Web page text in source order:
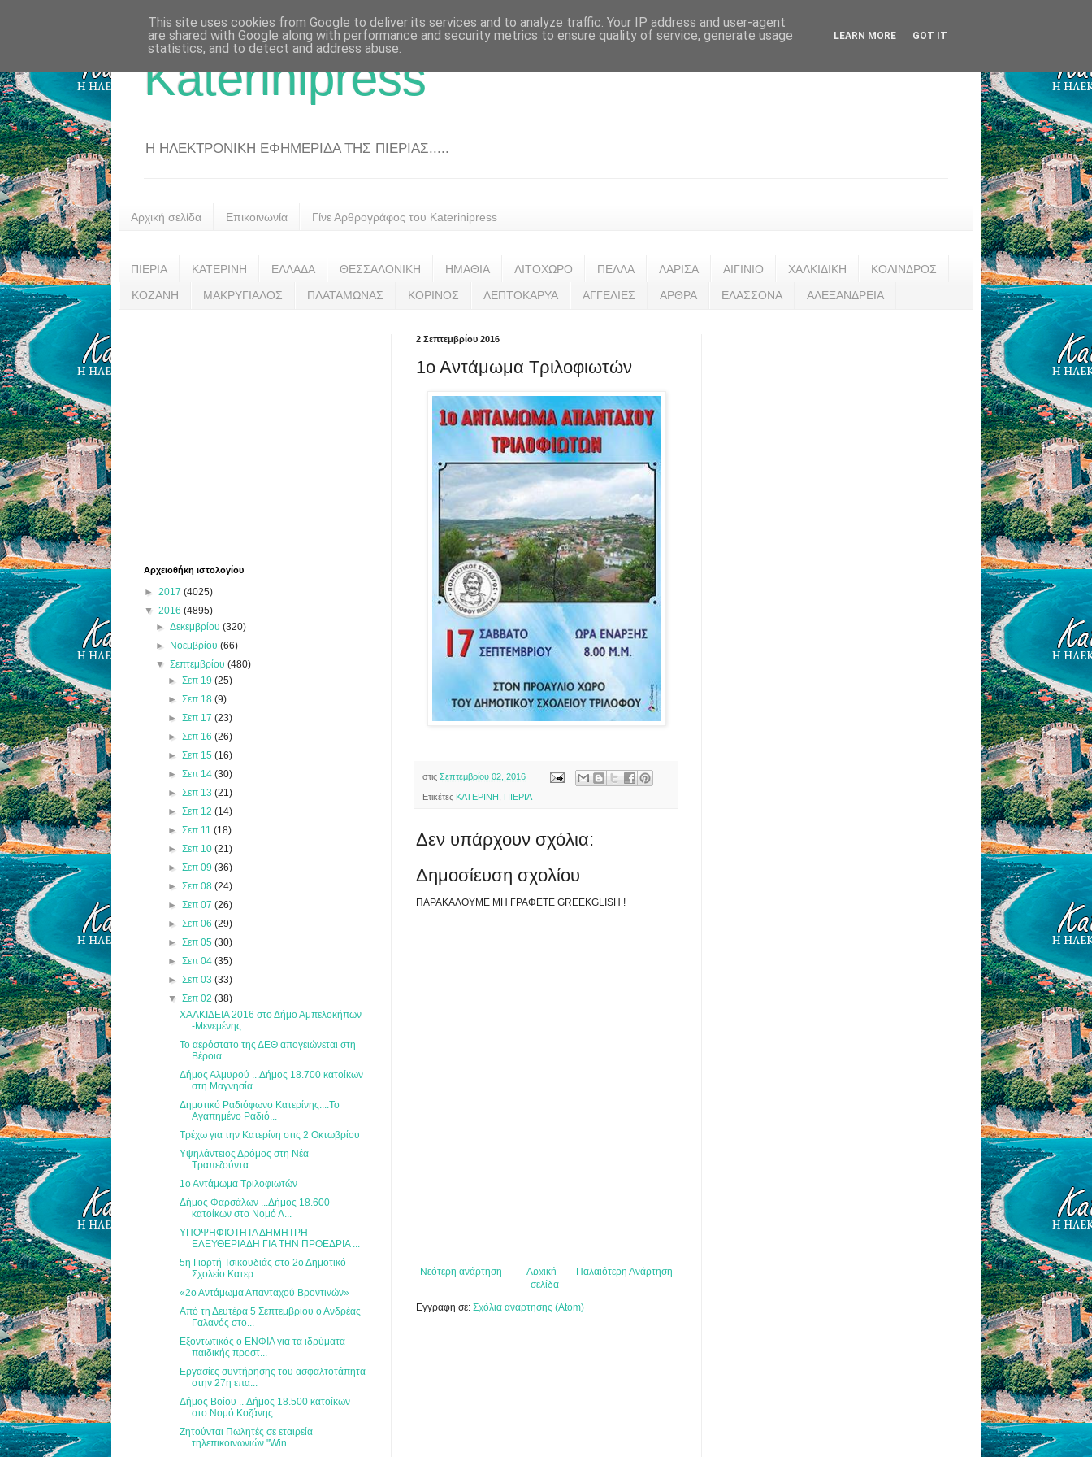
Katerinipress
Η ΗΛΕΚΤΡΟΝΙΚΗ ΕΦΗΜΕΡΙΔΑ ΤΗΣ ΠΙΕΡΙΑΣ.....
Αρχική σελίδα Επικοινωνία Γίνε Αρθρογράφος του Katerinipress
ΠΙΕΡΙΑ ΚΑΤΕΡΙΝΗ ΕΛΛΑΔΑ ΘΕΣΣΑΛΟΝΙΚΗ ΗΜΑΘΙΑ ΛΙΤΟΧΩΡΟ ΠΕΛΛΑ ΛΑΡΙΣΑ ΑΙΓΙΝΙΟ ΧΑΛΚΙΔΙΚΗ ΚΟΛΙΝΔΡΟΣ
ΚΟΖΑΝΗ ΜΑΚΡΥΓΙΑΛΟΣ ΠΛΑΤΑΜΩΝΑΣ ΚΟΡΙΝΟΣ ΛΕΠΤΟΚΑΡΥΑ ΑΓΓΕΛΙΕΣ ΑΡΘΡΑ ΕΛΑΣΣΟΝΑ ΑΛΕΞΑΝΔΡΕΙΑ
2 Σεπτεμβρίου 2016
1ο Αντάμωμα Τριλοφιωτών
στις Σεπτεμβρίου 02, 2016
Ετικέτες ΚΑΤΕΡΙΝΗ ΠΙΕΡΙΑ
Δεν υπάρχουν σχόλια:
Δημοσίευση σχολίου
ΠΑΡΑΚΑΛΟΥΜΕ ΜΗ ΓΡΑΦΕΤΕ GREEKGLISH !
Νεότερη ανάρτηση Παλαιότερη Ανάρτηση
Αρχική
σελίδα
Εγγραφή σε: Σχόλια ανάρτησης (Atom)
Αρχειοθήκη ιστολογίου
► 2017 (4025)
▼ 2016 (4895)
►Δεκεμβρίου(320)
► Νοεμβρίου(66)
▼Σεπτεμβρίου(480)
► Σεπ 19 (25)
► Σεπ 18 (9)
► Σεπ 17 (23)
► Σεπ 16 (26)
► Σεπ 15 (16)
► Σεπ 14 (30)
► Σεπ 13 (21)
► Σεπ 12 (14)
► Σεπ 11 (18)
► Σεπ 10 (21)
► Σεπ 09 (36)
► Σεπ 08 (24)
► Σεπ 07 (26)
► Σεπ 06 (29)
► Σεπ 05 (30)
► Σεπ 04 (35)
► Σεπ 03 (33)
▼ Σεπ 02 (38)
ΧΑΛΚΙΔΕΙΑ 2016 στο Δήμο Αμπελοκήπων
-Μενεμένης
Το αερόστατο της ΔΕΘ απογειώνεται στη
Βέροια
Δήμος Αλμυρού ...Δήμος 18.700 κατοίκων
στη Μαγνησία
Δημοτικό Ραδιόφωνο Κατερίνης....Το
Αγαπημένο Ραδιό...
Τρέχω για την Κατερίνη στις 2 Οκτωβρίου
Υψηλάντειος Δρόμος στη Νέα
Τραπεζούντα
1ο Αντάμωμα Τριλοφιωτών
Δήμος Φαρσάλων ...Δήμος 18.600
κατοίκων στο Νομό Λ...
ΥΠΟΨΗΦΙΟΤΗΤΑ ΔΗΜΗΤΡΗ
ΕΛΕΥΘΕΡΙΑΔΗ ΓΙΑ ΤΗΝ ΠΡΟΕΔΡΙΑ ...
5η Γιορτή Τσικουδιάς στο 2ο Δημοτικό
Σχολείο Κατερ...
«2ο Αντάμωμα Απανταχού Βροντινών»
Από τη Δευτέρα 5 Σεπτεμβρίου ο Ανδρέας
Γαλανός στο...
Εξοντωτικός ο ΕΝΦΙΑ για τα ιδρύματα
παιδικής προστ...
Εργασίες συντήρησης του ασφαλτοτάπητα
στην 27η επα...
Δήμος Βοΐου ...Δήμος 18.500 κατοίκων
στο Νομό Κοζάνης
Ζητούνται Πωλητές σε εταιρεία
τηλεπικοινωνιών "Win...
This site uses cookies from Google to deliver its services and to analyze traffic. Your IP address and user-agent
are shared with Google along with performance and security metrics to ensure quality of service, generate usage
statistics, and to detect and address abuse.
LEARN MORE GOT IT